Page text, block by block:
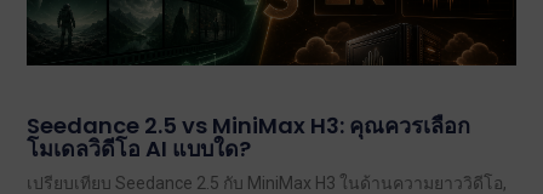
Seedance 2.5 vs MiniMax H3: คุณควรเลือก
โมเดลวิดีโอ AI แบบใด?
เปรียบเทียบ Seedance 2.5 กับ MiniMax H3 ในด้านความยาววิดีโอ,